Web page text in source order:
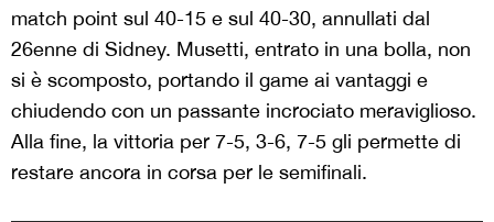
match point sul 40-15 e sul 40-30, annullati dal
26enne di Sidney. Musetti, entrato in una bolla, non
si è scomposto, portando il game ai vantaggi e
chiudendo con un passante incrociato meraviglioso.
Alla fine, la vittoria per 7-5, 3-6, 7-5 gli permette di
restare ancora in corsa per le semifinali.